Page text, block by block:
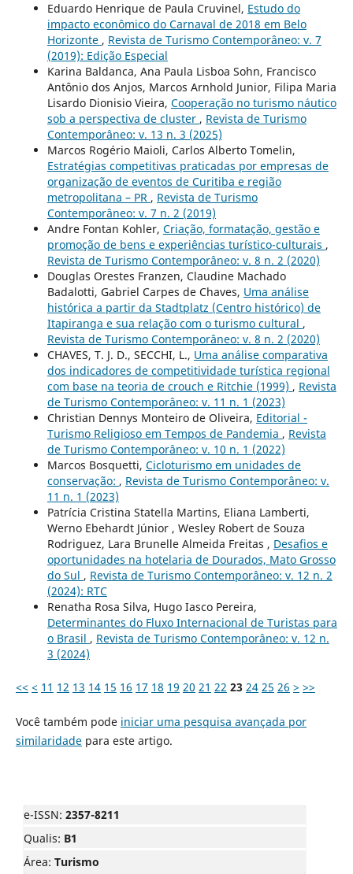
Eduardo Henrique de Paula Cruvinel, Estudo do
impacto econômico do Carnaval de 2018 em Belo
Horizonte , Revista de Turismo Contemporâneo: v. 7
(2019): Edição Especial
Karina Baldanca, Ana Paula Lisboa Sohn, Francisco
Antônio dos Anjos, Marcos Arnhold Junior, Filipa Maria
Lisardo Dionisio Vieira, Cooperação no turismo náutico
sob a perspectiva de cluster , Revista de Turismo
Contemporâneo: v. 13 n. 3 (2025)
Marcos Rogério Maioli, Carlos Alberto Tomelin,
Estratégias competitivas praticadas por empresas de
organização de eventos de Curitiba e região
metropolitana – PR , Revista de Turismo
Contemporâneo: v. 7 n. 2 (2019)
Andre Fontan Kohler, Criação, formatação, gestão e
promoção de bens e experiências turístico-culturais ,
Revista de Turismo Contemporâneo: v. 8 n. 2 (2020)
Douglas Orestes Franzen, Claudine Machado
Badalotti, Gabriel Carpes de Chaves, Uma análise
histórica a partir da Stadtplatz (Centro histórico) de
Itapiranga e sua relação com o turismo cultural ,
Revista de Turismo Contemporâneo: v. 8 n. 2 (2020)
CHAVES, T. J. D., SECCHI, L., Uma análise comparativa
dos indicadores de competitividade turística regional
com base na teoria de crouch e Ritchie (1999) , Revista
de Turismo Contemporâneo: v. 11 n. 1 (2023)
Christian Dennys Monteiro de Oliveira, Editorial -
Turismo Religioso em Tempos de Pandemia , Revista
de Turismo Contemporâneo: v. 10 n. 1 (2022)
Marcos Bosquetti, Cicloturismo em unidades de
conservação: , Revista de Turismo Contemporâneo: v.
11 n. 1 (2023)
Patrícia Cristina Statella Martins, Eliana Lamberti,
Werno Ebehardt Júnior , Wesley Robert de Souza
Rodriguez, Lara Brunelle Almeida Freitas , Desafios e
oportunidades na hotelaria de Dourados, Mato Grosso
do Sul , Revista de Turismo Contemporâneo: v. 12 n. 2
(2024): RTC
Renatha Rosa Silva, Hugo Iasco Pereira,
Determinantes do Fluxo Internacional de Turistas para
o Brasil , Revista de Turismo Contemporâneo: v. 12 n.
3 (2024)
<< < 11 12 13 14 15 16 17 18 19 20 21 22 23 24 25 26 > >>
Você também pode iniciar uma pesquisa avançada por
similaridadepara este artigo.
e-ISSN: 2357-8211
Qualis: B1
Área: Turismo